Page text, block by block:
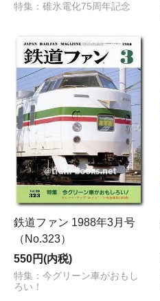
特集：碓氷電化75周年記念
鉄道ファン 1988年3月号
（No.323）
550円(内税)
特集：今グリーン車がおもし
ろい！